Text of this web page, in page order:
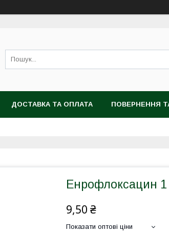
ДОСТАВКА ТА ОПЛАТА ПОВЕРНЕННЯ
Енрофлоксацин
9,50 ₴
Показати оптові ціни